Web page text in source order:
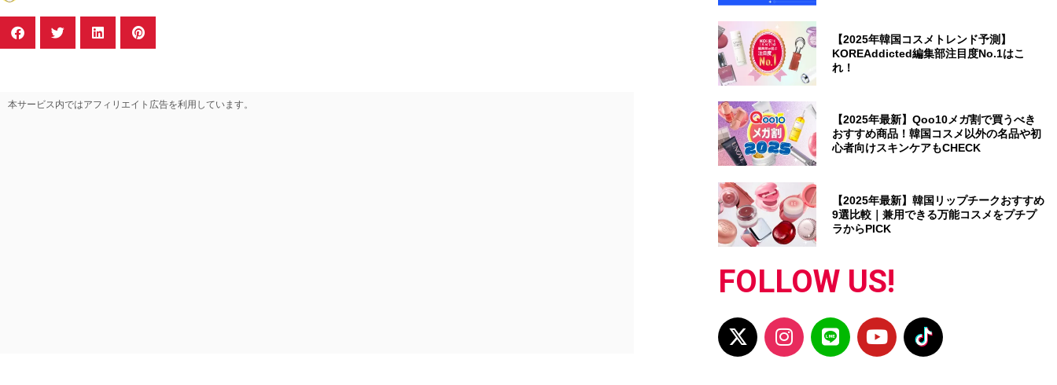
本サービス内ではアフィリエイト広告を利用しています。
【2025年韓国コスメトレンド予測】
KOREAddicted編集部注目度No.1はこ
れ！
【2025年最新】Qoo10メガ割で買うべき
おすすめ商品！韓国コスメ以外の名品や初
心者向けスキンケアもCHECK
【2025年最新】韓国リップチークおすすめ
9選比較｜兼用できる万能コスメをプチプ
ラからPICK
FOLLOW US!